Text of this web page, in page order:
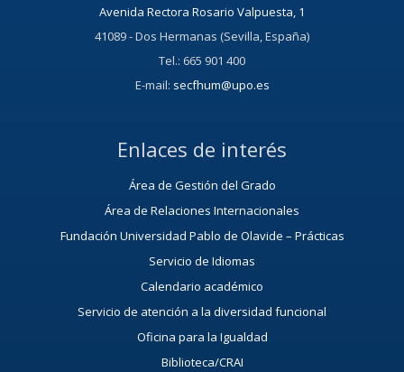
Avenida Rectora Rosario Valpuesta, 1
41089 - Dos Hermanas (Sevilla, España)
Tel.: 665 901 400
E-mail: secfhum@upo.es
Enlaces de interés
Área de Gestión del Grado
Área de Relaciones Internacionales
Fundación Universidad Pablo de Olavide – Prácticas
Servicio de Idiomas
Calendario académico
Servicio de atención a la diversidad funcional
Oficina para la Igualdad
Biblioteca/CRAI